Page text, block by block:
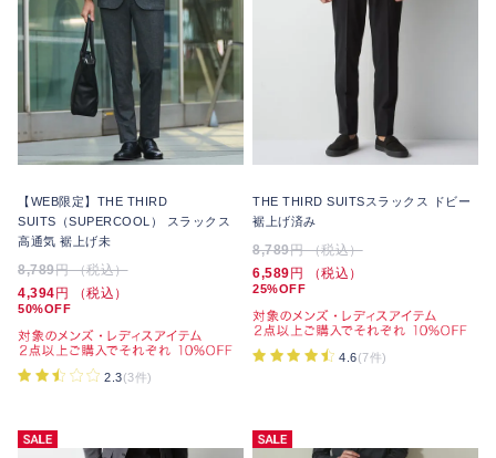
【WEB限定】THE THIRD
SUITS（SUPERCOOL） スラックス
高通気 裾上げ未
8,789円 （税込）
4,394 円 （税込）
50%OFF
2.3(3件)
THE THIRD SUITSスラックス ドビー
裾上げ済み
8,789円 （税込）
6,589 円 （税込）
25%OFF
4.6(7件)